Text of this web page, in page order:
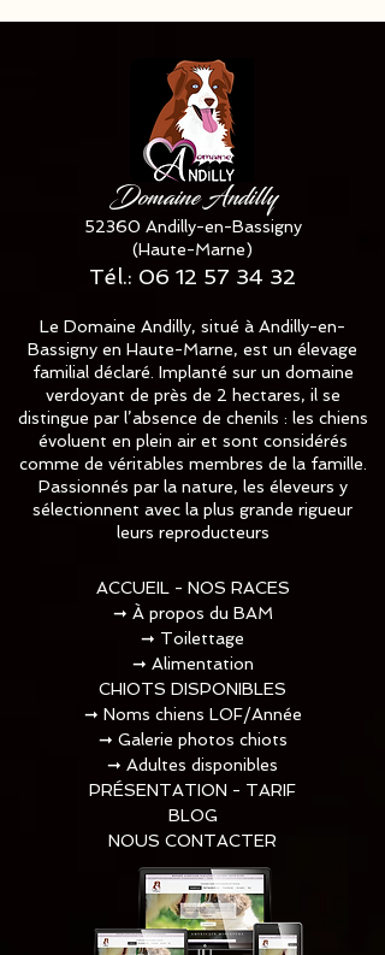
Domaine Andilly
52360 Andilly-en-Bassigny
(Haute-Marne)
Tél.: 06 12 57 34 32
Le Domaine Andilly, situé à Andilly-en-
Bassigny en Haute-Marne, est un élevage
familial déclaré. Implanté sur un domaine
verdoyant de près de 2 hectares, il se
distingue par l’absence de chenils : les chiens
évoluent en plein air et sont considérés
comme de véritables membres de la famille.
Passionnés par la nature, les éleveurs y
sélectionnent avec la plus grande rigueur
leurs reproducteurs
ACCUEIL - NOS RACES
➞ À propos du BAM
➞ Toilettage​
➞ Alimentation
CHIOTS DISPONIBLES
➞ Noms chiens LOF/Année
➞ Galerie photos chiots
➞ Adultes disponibles
PRÉSENTATION - TARIF
BLOG
NOUS CONTACTER